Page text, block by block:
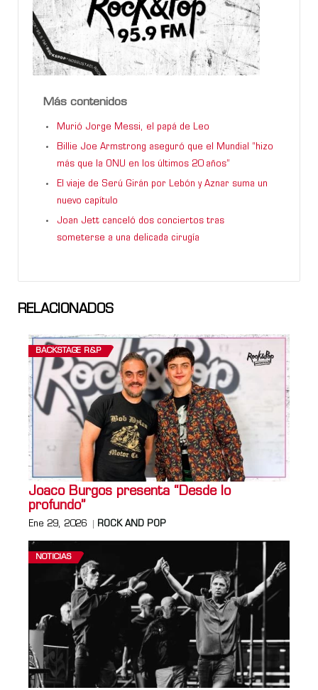
Más contenidos
Murió Jorge Messi, el papá de Leo
Billie Joe Armstrong aseguró que el Mundial “hizo
más que la ONU en los últimos 20 años”
El viaje de Serú Girán por Lebón y Aznar suma un
nuevo capítulo
Joan Jett canceló dos conciertos tras
someterse a una delicada cirugía
RELACIONADOS
BACKSTAGE R&P
Joaco Burgos presenta “Desde lo
profundo”
Ene 29, 2026 ROCK AND POP
NOTICIAS